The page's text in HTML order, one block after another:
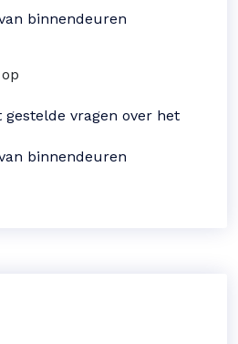
binnendeuren
op
gestelde vragen over het
binnendeuren